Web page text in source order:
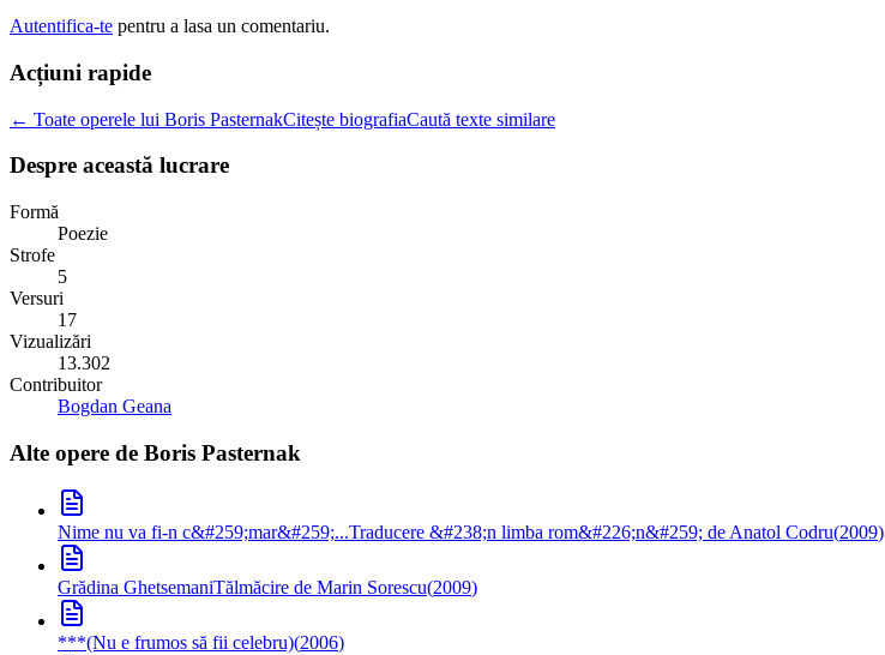
Autentifica-te pentru a lasa un comentariu.
Acțiuni rapide
← Toate operele lui Boris PasternakCitește biografiaCaută texte similare
Despre această lucrare
Formă
Poezie
Strofe
5
Versuri
17
Vizualizări
13.302
Contribuitor
Bogdan Geana
Alte opere de Boris Pasternak
Nime nu va fi-n c&#259;mar&#259;...Traducere &#238;n limba rom&#226;n&#259; de Anatol Codru(2009)
Grădina GhetsemaniTălmăcire de Marin Sorescu(2009)
***(Nu e frumos să fii celebru)(2006)